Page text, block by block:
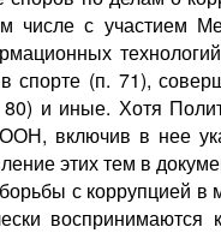
числе с участием
спорте (п. 71),
80) и иные. Хотя
включив в нее
этих тем в
с коррупцией
воспринимаются